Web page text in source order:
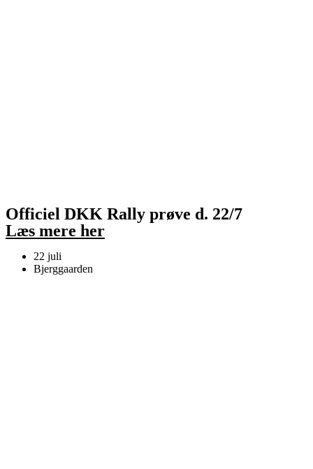
Officiel DKK Rally prøve d. 22/7​
Læs mere her
22 juli
Bjerggaarden